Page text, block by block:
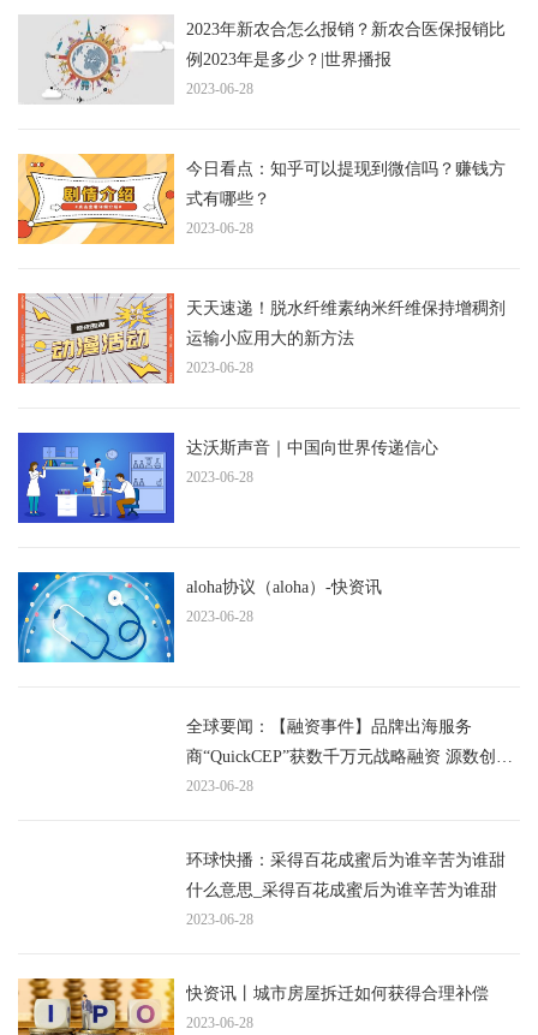
2023年新农合怎么报销？新农合医保报销比
例2023年是多少？|世界播报
2023-06-28
今日看点：知乎可以提现到微信吗？赚钱方
式有哪些？
2023-06-28
天天速递！脱水纤维素纳米纤维保持增稠剂
运输小应用大的新方法
2023-06-28
达沃斯声音｜中国向世界传递信心
2023-06-28
aloha协议（aloha）-快资讯
2023-06-28
全球要闻：【融资事件】品牌出海服务
商“QuickCEP”获数千万元战略融资 源数创投
领投
2023-06-28
环球快播：采得百花成蜜后为谁辛苦为谁甜
什么意思_采得百花成蜜后为谁辛苦为谁甜
2023-06-28
快资讯丨城市房屋拆迁如何获得合理补偿
2023-06-28